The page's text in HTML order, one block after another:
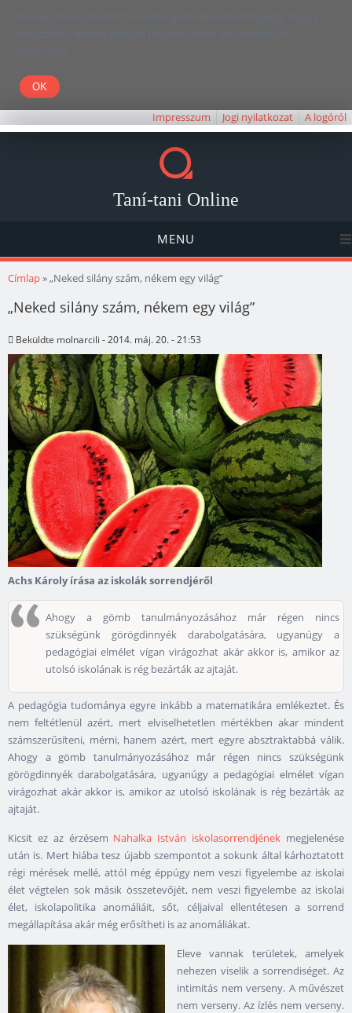
Kedves Olvasó! Weboldalunk böngészésével Ön elfogadja, hogy a
felhasználói élmény javítása céljából cookie-kat használunk.
Köszönjük!
Impresszum Jogi nyilatkozat A logóról
Taní-tani Online
MENU
Jelenlegi hely
Címlap» „Neked silány szám, nékem egy világ”
„Neked silány szám, nékem egy világ”
Beküldte molnarcili - 2014. máj. 20. - 21:53
Achs Károly írása az iskolák sorrendjéről
Ahogy a gömb tanulmányozásához már régen nincs
szükségünk görögdinnyék darabolgatására, ugyanúgy a
pedagógiai elmélet vígan virágozhat akár akkor is, amikor az
utolsó iskolának is rég bezárták az ajtaját.
A pedagógia tudománya egyre inkább a matematikára emlékeztet. És
nem feltétlenül azért, mert elviselhetetlen mértékben akar mindent
számszerűsíteni, mérni, hanem azért, mert egyre absztraktabbá válik.
Ahogy a gömb tanulmányozásához már régen nincs szükségünk
görögdinnyék darabolgatására, ugyanúgy a pedagógiai elmélet vígan
virágozhat akár akkor is, amikor az utolsó iskolának is rég bezárták az
ajtaját.
Kicsit ez az érzésem Nahalka István iskolasorrendjének megjelenése
után is. Mert hiába tesz újabb szempontot a sokunk által kárhoztatott
régi mérések mellé, attól még éppúgy nem veszi figyelembe az iskolai
élet végtelen sok másik összetevőjét, nem veszi figyelembe az iskolai
élet, iskolapolitika anomáliáit, sőt, céljaival ellentétesen a sorrend
megállapítása akár még erősítheti is az anomáliákat.
Eleve vannak területek, amelyek
nehezen viselik a sorrendiséget. Az
intimitás nem verseny. A művészet
nem verseny. Az ízlés nem verseny.